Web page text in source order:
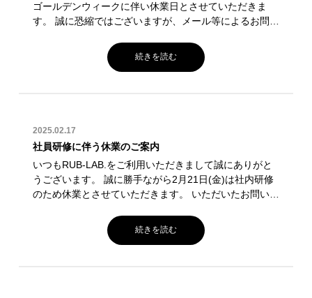
ゴールデンウィークに伴い休業日とさせていただきま
す。 誠に恐縮ではございますが、メール等によるお問合
ただきます。 お客様にはご不便をお掛けしますが、何卒
ご理解・ご協力をいただけますようお願い申し上げま
続きを読む
2025.02.17
社員研修に伴う休業のご案内
いつもRUB-LAB.をご利用いただきまして誠にありがと
うございます。 誠に勝手ながら2月21日(金)は社内研修
のため休業とさせていただきます。 いただいたお問い合
す。お客様にはご不便をおかけいたしますが、何卒ご理
解・ご協力をいただけますようお願い申し上げます。
続きを読む